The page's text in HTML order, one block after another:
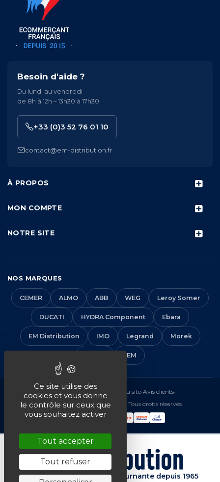
À PROPOS
MON COMPTE
NOTRE SITE
Besoin d'aide ?
Du lundi au vendredi
de 8h à 12h – 13h30 à 17h30
+33 (0)3 52 76 01 10
contact@em-distribution.fr
NOS MARQUES
CEMER ALMO ABB WEG Leroy Somer
DUCATI HYDRA Component Ebara
EM Distribution IMO Legrand Morek
VEM
Mentions légales Plan du site•Avis clients•
© 2016-2026 EM Distribution - Tous droits réservés
Spécialiste de la machine tournante depuis 1965
Ce site utilise des
cookies et vous donne
le contrôle sur ceux que
vous souhaitez activer
Tout accepter
Tout refuser